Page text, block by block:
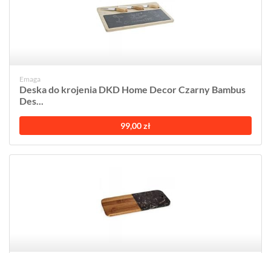
Emaga
Deska do krojenia DKD Home Decor Czarny Bambus
Des...
99,00 zł